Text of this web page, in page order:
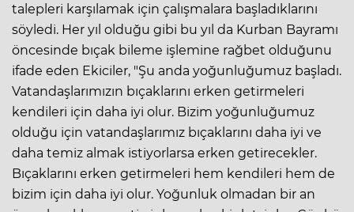
talepleri karşılamak için çalışmalara başladıklarını
söyledi. Her yıl olduğu gibi bu yıl da Kurban Bayramı
öncesinde bıçak bileme işlemine rağbet olduğunu
ifade eden Ekiciler, "Şu anda yoğunluğumuz başladı.
Vatandaşlarımızın bıçaklarını erken getirmeleri
kendileri için daha iyi olur. Bizim yoğunluğumuz
olduğu için vatandaşlarımız bıçaklarını daha iyi ve
daha temiz almak istiyorlarsa erken getirecekler.
Bıçaklarını erken getirmeleri hem kendileri hem de
bizim için daha iyi olur. Yoğunluk olmadan bir an